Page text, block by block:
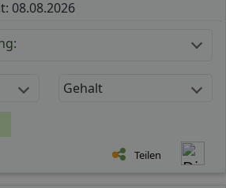
08.08.2026
Gehalt
Teilen